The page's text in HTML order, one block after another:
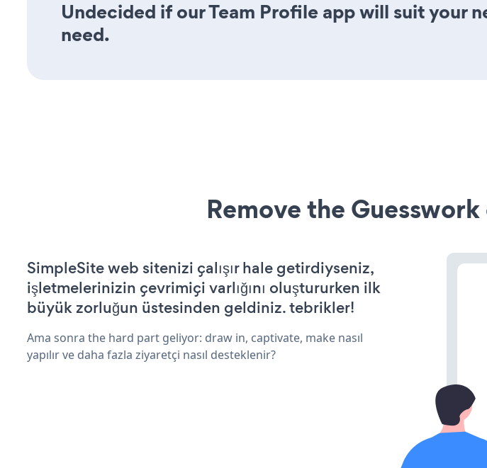
Undecided if our Team Profile app will suit your
need.
Remove the
SimpleSite web sitenizi çalışır hale getirdiyseniz,
işletmelerinizin çevrimiçi varlığını oluştururken ilk
büyük zorluğun üstesinden geldiniz. tebrikler!
Ama sonra the hard part geliyor: draw in, captivate, make nasıl
yapılır ve daha fazla ziyaretçi nasıl desteklenir?